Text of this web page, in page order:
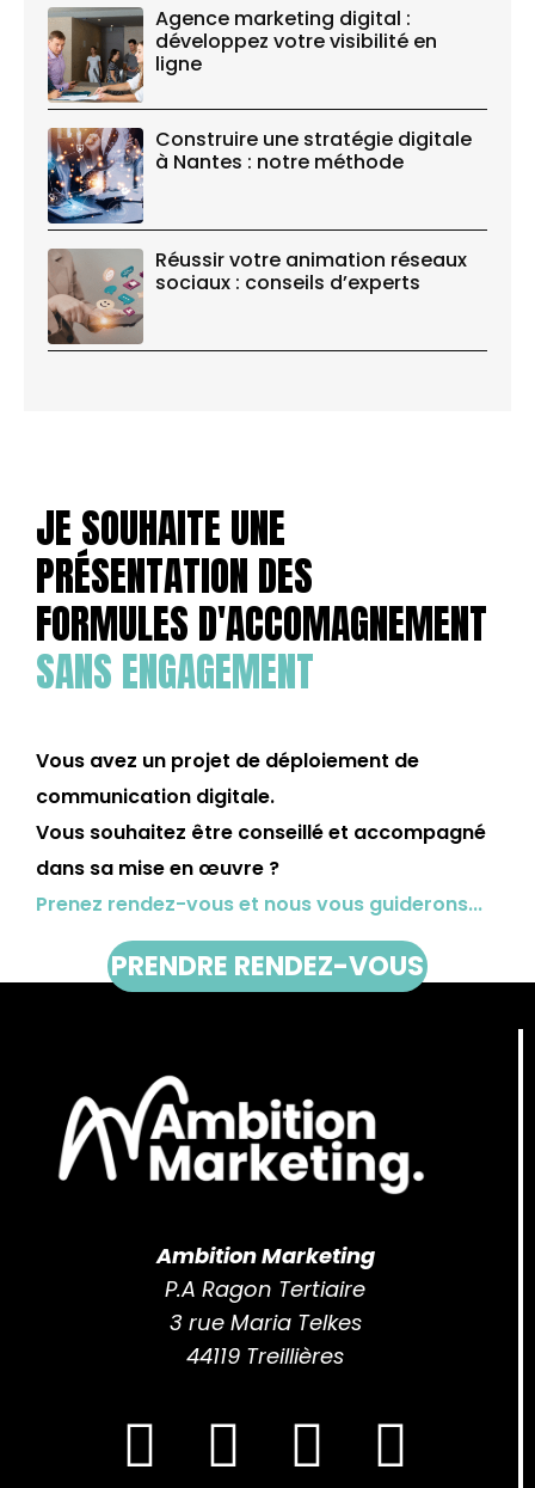
Agence marketing digital :
développez votre visibilité en
ligne
Construire une stratégie digitale
à Nantes : notre méthode
Réussir votre animation réseaux
sociaux : conseils d’experts
JE SOUHAITE UNE
PRÉSENTATION DES
FORMULES D'ACCOMAGNEMENT
SANS ENGAGEMENT
Vous avez un projet de déploiement de
communication digitale.
Vous souhaitez être conseillé et accompagné
dans sa mise en œuvre ?
Prenez rendez-vous et nous vous guiderons...
PRENDRE RENDEZ-VOUS
Ambition Marketing
P.A Ragon Tertiaire
3 rue Maria Telkes
44119 Treillières